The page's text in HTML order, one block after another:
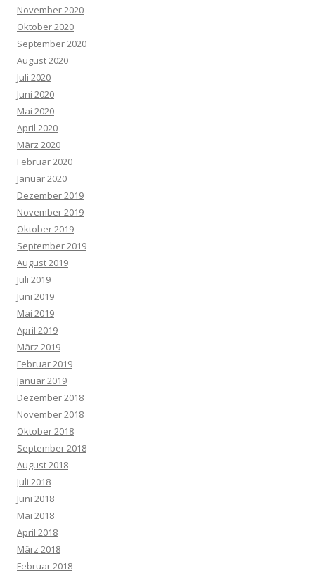
November 2020
Oktober 2020
September 2020
August 2020
Juli 2020
Juni 2020
Mai 2020
April 2020
März 2020
Februar 2020
Januar 2020
Dezember 2019
November 2019
Oktober 2019
September 2019
August 2019
Juli 2019
Juni 2019
Mai 2019
April 2019
März 2019
Februar 2019
Januar 2019
Dezember 2018
November 2018
Oktober 2018
September 2018
August 2018
Juli 2018
Juni 2018
Mai 2018
April 2018
März 2018
Februar 2018